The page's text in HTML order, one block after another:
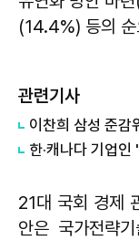
(14.4%) 등의 순
관련기사
한·캐나다 기업
21대 국회 경제
안은 국가전략